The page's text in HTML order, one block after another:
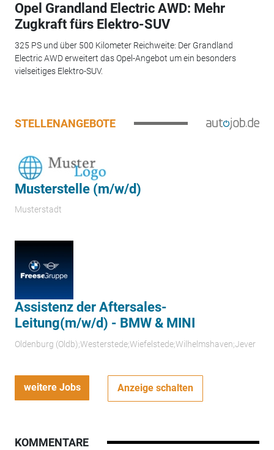
Opel Grandland Electric AWD: Mehr
Zugkraft fürs Elektro-SUV
325 PS und über 500 Kilometer Reichweite: Der Grandland
Electric AWD erweitert das Opel-Angebot um ein besonders
vielseitiges Elektro-SUV.
STELLENANGEBOTE
Musterstelle (m/w/d)
Musterstadt
Assistenz der Aftersales-
Leitung(m/w/d) - BMW & MINI
Oldenburg (Oldb);Westerstede;Wiefelstede;Wilhelmshaven;Jever
weitere Jobs Anzeige schalten
KOMMENTARE